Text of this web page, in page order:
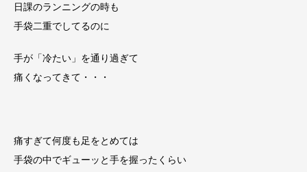
日課のランニングの時も
手袋二重でしてるのに
手が「冷たい」を通り過ぎて
痛くなってきて・・・
痛すぎて何度も足をとめては
手袋の中でギューッと手を握ったくらい